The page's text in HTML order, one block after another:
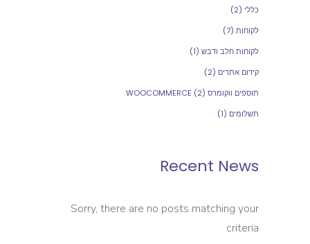
כללי (2)
לקוחות (7)
לקוחות חלב ודבש (1)
קידום אתרים (2)
תוספים ווקומרס WOOCOMMERCE (2)
תשלומים (1)
Recent News
Sorry, there are no posts matching your
criteria